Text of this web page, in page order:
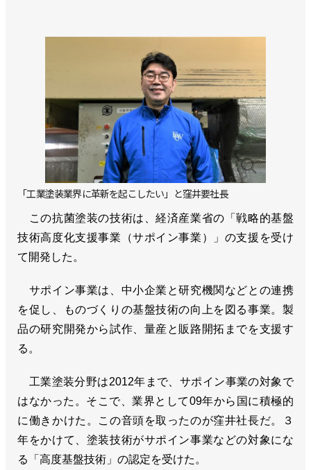
「工業塗装業界に革新を起こしたい」と窪井要社長
この抗菌塗装の技術は、経済産業省の「戦略的基盤
技術高度化支援事業（サポイン事業）」の支援を受け
て開発した。
サポイン事業は、中小企業と研究機関などとの連携
を促し、ものづくりの基盤技術の向上を図る事業。製
品の研究開発から試作、量産と販路開拓までを支援す
る。
工業塗装分野は2012年まで、サポイン事業の対象で
はなかった。そこで、業界として09年から国に積極的
に働きかけた。この音頭を取ったのが窪井社長だ。３
年をかけて、塗装技術がサポイン事業などの対象にな
る「高度基盤技術」の認定を受けた。